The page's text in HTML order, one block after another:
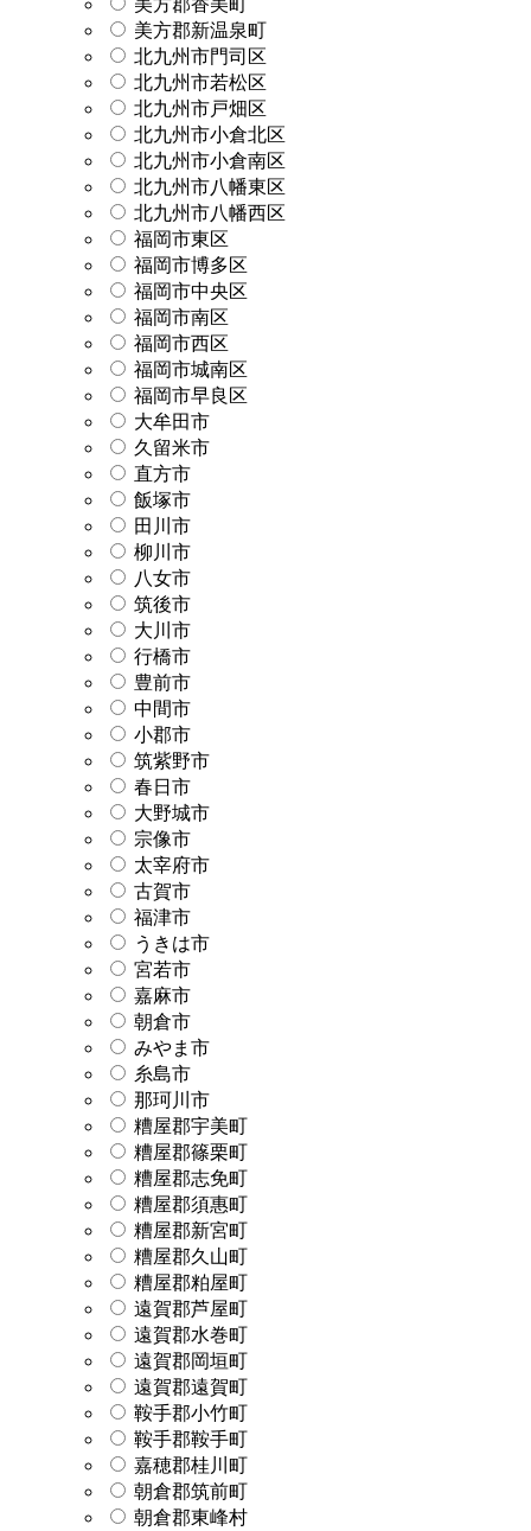
美方郡新温泉町
北九州市門司区
北九州市若松区
北九州市戸畑区
北九州市小倉北区
北九州市小倉南区
北九州市八幡東区
北九州市八幡西区
福岡市東区
福岡市博多区
福岡市中央区
福岡市南区
福岡市西区
福岡市城南区
福岡市早良区
大牟田市
久留米市
直方市
飯塚市
田川市
柳川市
八女市
筑後市
大川市
行橋市
豊前市
中間市
小郡市
筑紫野市
春日市
大野城市
宗像市
太宰府市
古賀市
福津市
うきは市
宮若市
嘉麻市
朝倉市
みやま市
糸島市
那珂川市
糟屋郡宇美町
糟屋郡篠栗町
糟屋郡志免町
糟屋郡須惠町
糟屋郡新宮町
糟屋郡久山町
糟屋郡粕屋町
遠賀郡芦屋町
遠賀郡水巻町
遠賀郡岡垣町
遠賀郡遠賀町
鞍手郡小竹町
鞍手郡鞍手町
嘉穂郡桂川町
朝倉郡筑前町
朝倉郡東峰村